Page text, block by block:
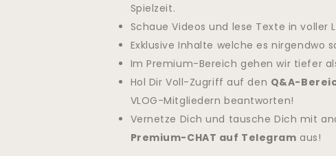
Spielzeit.
Schaue Videos und lese Texte in voller
Exklusive Inhalte welche es nirgendwo
Im Premium-Bereich gehen wir tiefer
Hol Dir Voll-Zugriff auf den Q&A-
VLOG-Mitgliedern beantworten!
Vernetze Dich und tausche Dich mit
Premium-CHAT auf Telegram aus!